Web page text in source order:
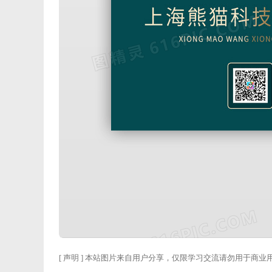
[ 声明 ] 本站图片来自用户分享，仅限学习交流请勿用于商业